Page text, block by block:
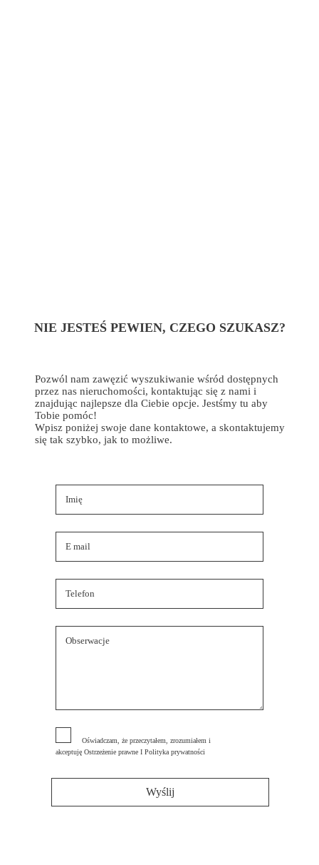
NIE JESTEŚ PEWIEN, CZEGO SZUKASZ?
Oświadczam, że przeczytałem, zrozumiałem i
akceptuję Ostrzeżenie prawne I Polityka prywatności
Wyślij
Pozwól nam zawęzić wyszukiwanie wśród dostępnych
przez nas nieruchomości, kontaktując się z nami i
znajdując najlepsze dla Ciebie opcje. Jestśmy tu aby
Tobie pomóc!
Wpisz poniżej swoje dane kontaktowe, a skontaktujemy
się tak szybko, jak to możliwe.